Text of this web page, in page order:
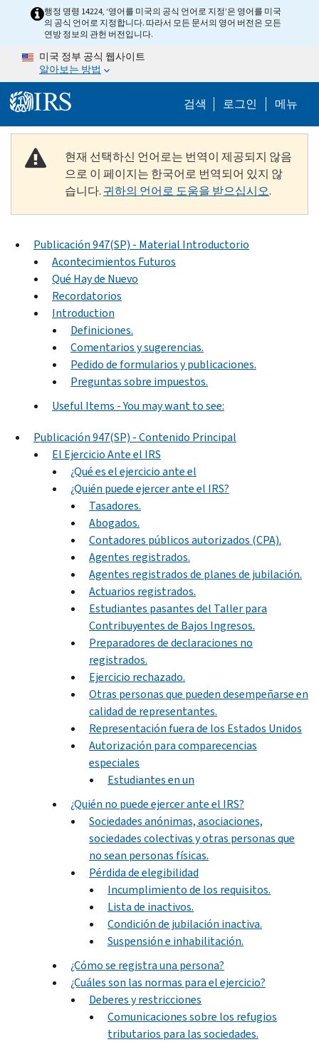
Skip to main content
행정 명령 14224, ‘영어를 미국의 공식 언어로 지정’은 영어를 미국
의 공식 언어로 지정합니다. 따라서 모든 문서의 영어 버전은 모든
연방 정보의 관헌 버전입니다.
미국 정부 공식 웹사이트
알아보는 방법
검색 Help Menu
로그인 메뉴
현재 선택하신 언어로는 번역이 제공되지 않음
으로 이 페이지는 한국어로 번역되어 있지 않
습니다. 귀하의 언어로 도움을 받으십시오.
Publicación 947(SP) - Material Introductorio
Acontecimientos Futuros
Qué Hay de Nuevo
Recordatorios
Introduction
Definiciones.
Comentarios y sugerencias.
Pedido de formularios y publicaciones.
Preguntas sobre impuestos.
Useful Items - You may want to see:
Publicación 947(SP) - Contenido Principal
El Ejercicio Ante el IRS
¿Qué es el ejercicio ante el
¿Quién puede ejercer ante el IRS?
Tasadores.
Abogados.
Contadores públicos autorizados (CPA).
Agentes registrados.
Agentes registrados de planes de jubilación.
Actuarios registrados.
Estudiantes pasantes del Taller para
Contribuyentes de Bajos Ingresos.
Preparadores de declaraciones no
registrados.
Ejercicio rechazado.
Otras personas que pueden desempeñarse en
calidad de representantes.
Representación fuera de los Estados Unidos
Autorización para comparecencias
especiales
Estudiantes en un
¿Quién no puede ejercer ante el IRS?
Sociedades anónimas, asociaciones,
sociedades colectivas y otras personas que
no sean personas físicas.
Pérdida de elegibilidad
Incumplimiento de los requisitos.
Lista de inactivos.
Condición de jubilación inactiva.
Suspensión e inhabilitación.
¿Cómo se registra una persona?
¿Cuáles son las normas para el ejercicio?
Deberes y restricciones
Comunicaciones sobre los refugios
tributarios para las sociedades.